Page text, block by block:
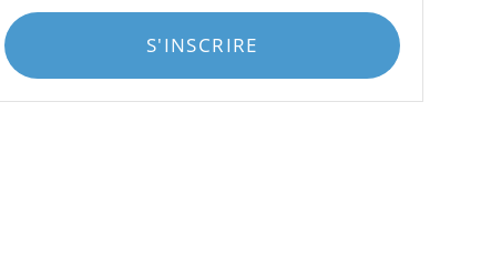
S'INSCRIRE